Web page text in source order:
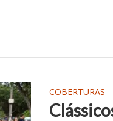
COBERTURAS